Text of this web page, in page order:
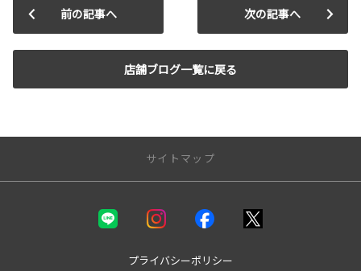
前の記事へ
店舗ブログ一覧に戻る
次の記事へ
サイトマップ
プライバシーポリシー